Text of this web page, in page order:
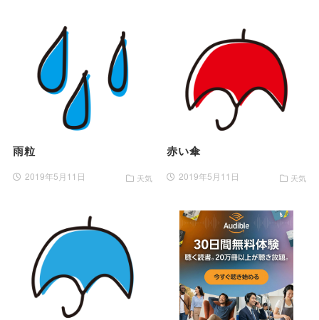
雨粒
2019年5月11日 天気
赤い傘
2019年5月11日 天気